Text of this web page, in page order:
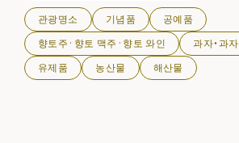
의 오락도 개최됩니다.
관광명소 기념품
공예품
향토주·향토 맥주·향토 와인
과자・과자
유제품
농산물 해산물